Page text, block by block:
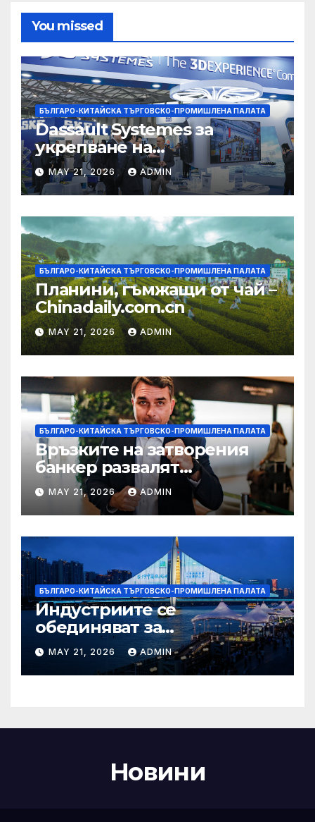
You missed
БЪЛГАРО-КИТАЙСКА ТЪРГОВСКО-ПРОМИШЛЕНА ПАЛАТА
Dassault Systemes за
укрепване на
изграждането на AI
екосистема в Китай
MAY 21, 2026 ADMIN
БЪЛГАРО-КИТАЙСКА ТЪРГОВСКО-ПРОМИШЛЕНА ПАЛАТА
Планини, гъмжащи от чай –
Chinadaily.com.cn
MAY 21, 2026 ADMIN
БЪЛГАРО-КИТАЙСКА ТЪРГОВСКО-ПРОМИШЛЕНА ПАЛАТА
Връзките на затворения
банкер развалят
надеждите на Флавио
Болсонаро за президент на
Бразилия
MAY 21, 2026 ADMIN
БЪЛГАРО-КИТАЙСКА ТЪРГОВСКО-ПРОМИШЛЕНА ПАЛАТА
Индустриите се
обединяват за
висококачествен растеж на
културния и
туристическия сектор
MAY 21, 2026 ADMIN
Новини